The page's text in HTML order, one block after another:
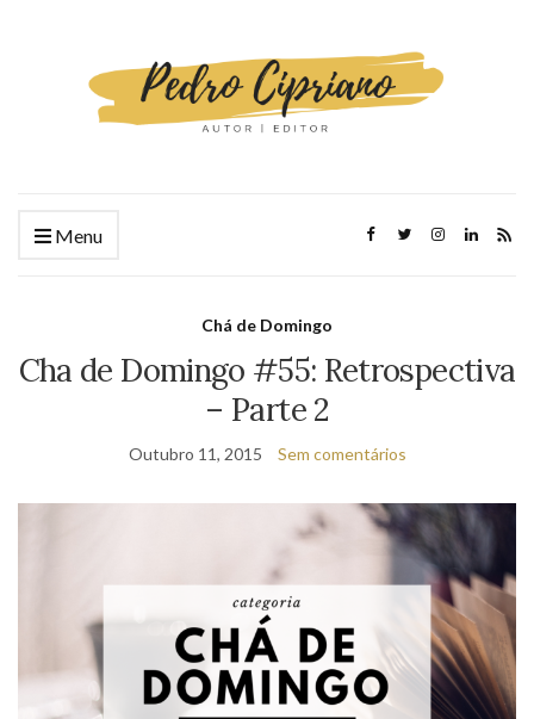
Menu
Chá de Domingo
Cha de Domingo #55: Retrospectiva
– Parte 2
Outubro 11, 2015 Sem comentários